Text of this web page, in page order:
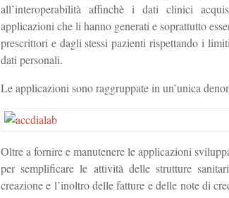
all’interoperabilità affinchè i dati clinici
applicazioni che li hanno generati e soprattutto
prescrittori e dagli stessi pazienti rispettando i
dati personali.
Le applicazioni sono raggruppate in un’unica
Oltre a fornire e manutenere le applicazioni
per semplificare le attività delle strutture
creazione e l’inoltro delle fatture e delle note di